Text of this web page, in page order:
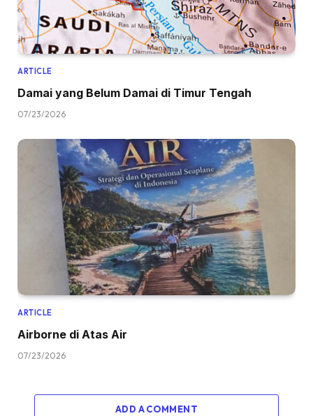
ARTICLE
Damai yang Belum Damai di Timur Tengah
07/23/2026
ARTICLE
Airborne di Atas Air
07/23/2026
ADD A COMMENT